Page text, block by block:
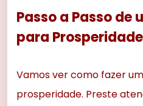
Passo a Passo de
para Prosperidade
Vamos ver como fazer
prosperidade. Preste